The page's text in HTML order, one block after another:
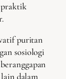
praktik
puritan
sosiologi
dalam